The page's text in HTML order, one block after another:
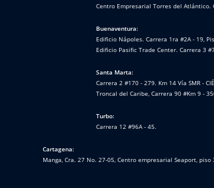
Centro Empresarial Torres del Atlántico.
Buenaventura:
Edificio Nápoles. Carrera 1ra #2A - 19,
Edificio Pasific Trade Center. Carrera 3
Santa Marta:
Carrera 2 #170 - 279. Km 14 Vía SMR -
Troncal del Caribe, Carrera 90 #Km 9 -
Turbo:
Carrera 12 #96A - 45.
Cartagena:
Manga, Cra. 27 No. 27-05, Centro empresarial Seaport, piso